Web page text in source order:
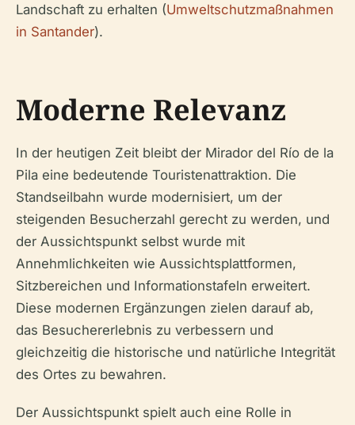
Landschaft zu erhalten (Umweltschutzmaßnahmen
in Santander).
Moderne Relevanz
In der heutigen Zeit bleibt der Mirador del Río de la
Pila eine bedeutende Touristenattraktion. Die
Standseilbahn wurde modernisiert, um der
steigenden Besucherzahl gerecht zu werden, und
der Aussichtspunkt selbst wurde mit
Annehmlichkeiten wie Aussichtsplattformen,
Sitzbereichen und Informationstafeln erweitert.
Diese modernen Ergänzungen zielen darauf ab,
das Besuchererlebnis zu verbessern und
gleichzeitig die historische und natürliche Integrität
des Ortes zu bewahren.
Der Aussichtspunkt spielt auch eine Rolle in